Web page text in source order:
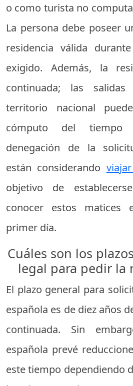
o como turista no
La persona debe poseer
residencia válida
exigido. Además, la
continuada; las salidas
territorio nacional
cómputo del
denegación de la
están considerando
objetivo de
conocer estos matices
primer día.
Cuáles son los
legal para pedir la
El plazo general para
española es de diez años
continuada. Sin
española prevé
este tiempo dependiendo